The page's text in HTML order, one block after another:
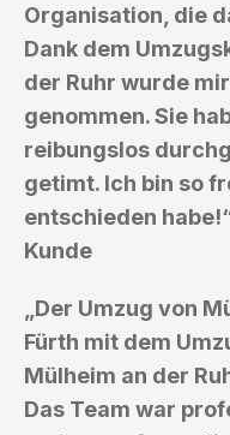
Organisation, die
Dank dem
der Ruhr wurde
genommen. Sie
reibungslos
getimt. Ich bin so
entschieden
Kunde
„Der Umzug von
Fürth mit dem
Mülheim an der
Das Team war